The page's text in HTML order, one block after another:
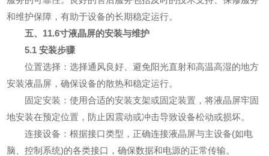
和维护保障，有助于设备的长期稳定运行。
五、11.6寸液晶屏的安装与维护
5.1 安装步骤
位置选择：选择通风良好、避免阳光直射和高温高湿的地方
安装液晶屏，确保设备的散热和稳定运行。
固定安装：使用合适的安装支架或固定装置，将液晶屏牢固
地安装在预定位置，防止因震动或冲击导致设备松动或损坏。
连接设备：根据接口类型，正确连接液晶屏与主设备(如电
脑、控制系统)的各类接口，确保数据和电源的正常传输。